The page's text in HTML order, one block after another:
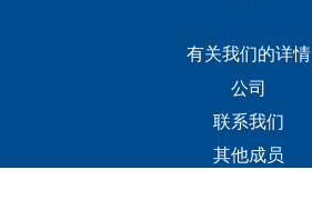
有关我们的详情
公司
联系我们
其他成员